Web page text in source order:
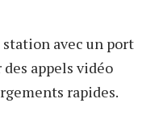
avec un port
appels vidéo
rapides.